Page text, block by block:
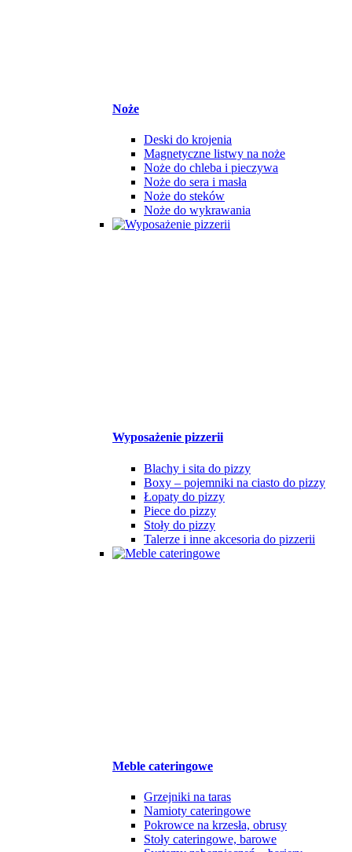
Noże
Deski do krojenia
Magnetyczne listwy na noże
Noże do chleba i pieczywa
Noże do sera i masła
Noże do steków
Noże do wykrawania
Wyposażenie pizzerii
Blachy i sita do pizzy
Boxy – pojemniki na ciasto do pizzy
Łopaty do pizzy
Piece do pizzy
Stoły do pizzy
Talerze i inne akcesoria do pizzerii
Meble cateringowe
Grzejniki na taras
Namioty cateringowe
Pokrowce na krzesła, obrusy
Stoły cateringowe, barowe